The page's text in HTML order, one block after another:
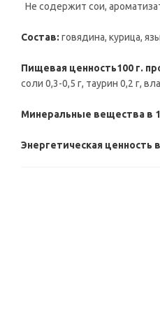
Не содержит сои,
Состав: говядина, курица,
Пищевая ценность100 г.
соли 0,3-0,5 г, таурин 0,2 г,
Минеральные вещества в
Энергетическая ценность